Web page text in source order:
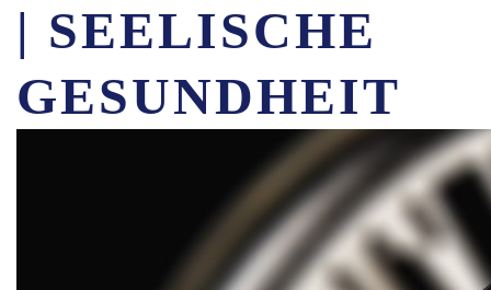
| SEELISCHE
GESUNDHEIT